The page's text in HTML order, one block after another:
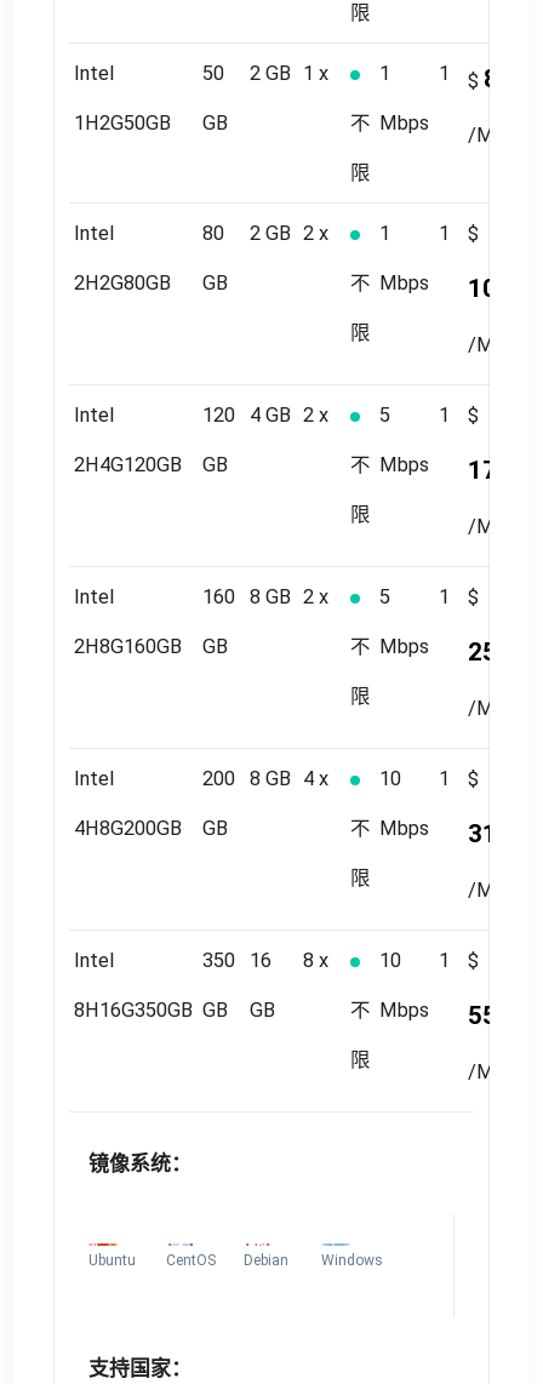
限
Intel
1H2G50GB
50
GB
2 GB 1 x
不
限
1
Mbps
1 $ 8.09
/Month
Intel
2H2G80GB
80
GB
2 GB 2 x
不
限
1
Mbps
1 $
10.79
/Month
Intel
2H4G120GB
120
GB
4 GB 2 x
不
限
5
Mbps
1 $
17.44
/Month
Intel
2H8G160GB
160
GB
8 GB 2 x
不
限
5
Mbps
1 $
25.50
/Month
Intel
4H8G200GB
200
GB
8 GB 4 x
不
限
10
Mbps
1 $
31.53
/Month
Intel
8H16G350GB
350
GB
16
GB
8 x
不
限
10
Mbps
1 $
55.50
/Month
镜像系统：
Ubuntu CentOS Debian Windows
支持国家：